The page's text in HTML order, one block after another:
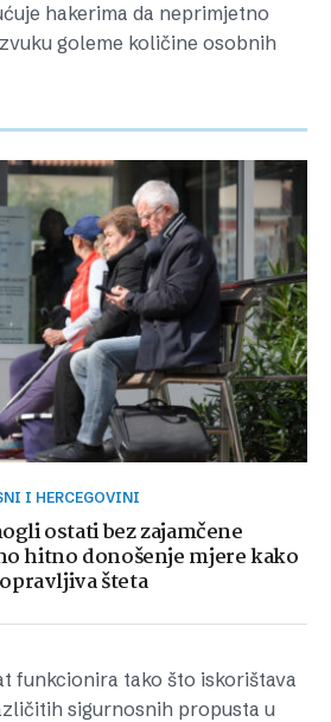
hakerima da neprimjetno
goleme količine osobnih
I HERCEGOVINI
ostati bez zajamčene
hitno donošenje mjere kako
šteta
funkcionira tako što iskorištava
sigurnosnih propusta u